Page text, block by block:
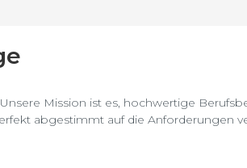
Mission ist es, hochwertige
abgestimmt auf die Anforderungen